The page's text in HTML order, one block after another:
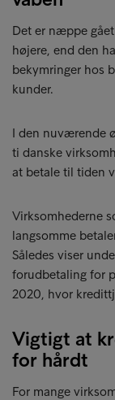
Det er næppe
højere, end den
bekymringer hos
kunder.
I den nuværende
ti danske
at betale til tiden
Virksomhederne
langsomme
Således viser
forudbetaling for
2020, hvor
Vigtigt at
for hårdt
For mange